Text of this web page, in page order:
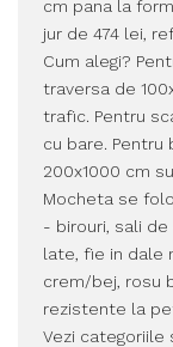
cm pana la
jur de 474 lei,
Cum alegi?
traversa de
trafic. Pentru
cu bare. Pentru
200x1000 cm
Mocheta se
- birouri, sali
late, fie in dale
crem/bej, rosu
rezistente la
Vezi categoriile